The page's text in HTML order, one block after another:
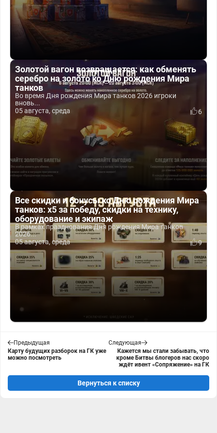
Золотой вагон возвращается: как обменять
серебро на золото ко Дню рождения Мира
танков
Во время Дня рождения Мира танков 2026 игроки
вновь...
05 августа, среда
6
Все скидки и бонусы ко Дню рождения Мира
танков: x5 за победу, скидки на технику,
оборудование и экипаж
В рамках празднования Дня рождения Мира танков
2026...
05 августа, среда
9
Предыдущая
Карту будущих разборок на ГК уже
можно посмотреть
Следующая
Кажется мы стали забывать, что
кроме Битвы блогеров нас скоро
ждёт ивент «Сопряжение» на ГК
Вернуться к списку